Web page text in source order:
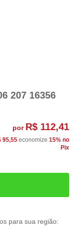
207 16356
por R$ 112,41
95,55 economize 15% no
Pix
para sua região: